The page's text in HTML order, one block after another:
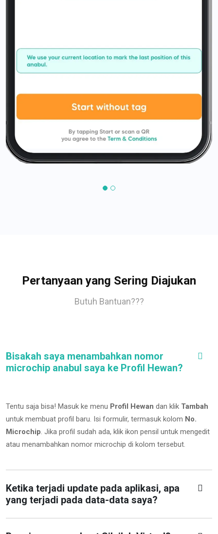
Pertanyaan yang Sering Diajukan
Butuh Bantuan???
Bisakah saya menambahkan nomor
microchip anabul saya ke Profil Hewan?
Tentu saja bisa! Masuk ke menu Profil Hewan dan klik Tambah
untuk membuat profil baru. Isi formulir, termasuk kolom No.
Microchip. Jika profil sudah ada, klik ikon pensil untuk mengedit
atau menambahkan nomor microchip di kolom tersebut.
Ketika terjadi update pada aplikasi, apa
yang terjadi pada data-data saya?